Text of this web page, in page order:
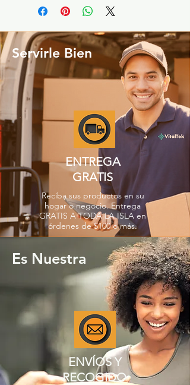
Servirle Bien
ENTREGA
GRATIS
Reciba sus productos en su
hogar o negocio. Entrega
GRATIS A TODA LA ISLA en
órdenes de $100 o más.
Es Nuestra
ENVÍOS Y
RECOGIDO